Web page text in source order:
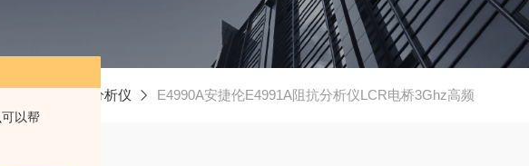
以帮
点击 阻抗分析仪 E4990A安捷伦E4991A阻抗分析仪LCR电桥3Ghz高频